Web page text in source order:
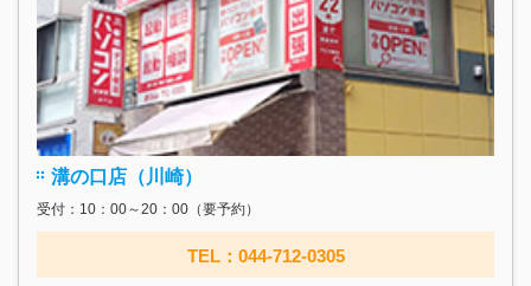
溝の口店（川崎）
受付：10：00～20：00（要予約）
TEL：044-712-0305